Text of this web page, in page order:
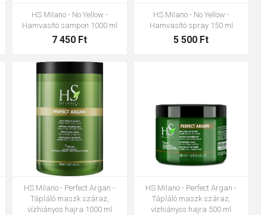
HS Milano - No Yellow -
Hamvasító sampon 1000 ml
7 450 Ft
HS Milano - No Yellow -
Hamvasító spray 150 ml
5 500 Ft
HS Milano - Perfect Argan -
Tápláló maszk száraz,
vízhiányos hajra 1000 ml
HS Milano - Perfect Argan -
Tápláló maszk száraz,
vízhiányos hajra 500 ml